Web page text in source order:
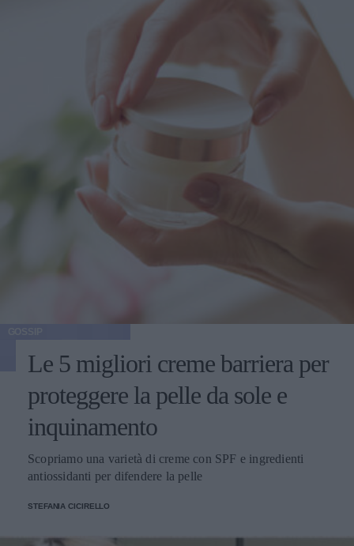
Le 5 migliori creme barriera per
proteggere la pelle da sole e
inquinamento
Scopriamo una varietà di creme con SPF e ingredienti
antiossidanti per difendere la pelle
STEFANIA CICIRELLO